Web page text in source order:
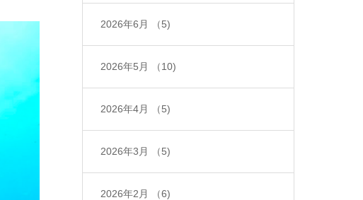
2026年6月 （5)
2026年5月 （10)
2026年4月 （5)
2026年3月 （5)
2026年2月 （6)